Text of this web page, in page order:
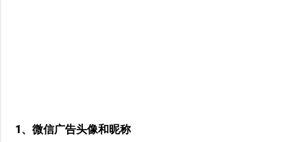
1、微信广告头像和昵称